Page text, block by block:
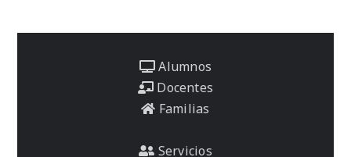
Alumnos
Docentes
Familias
Servicios